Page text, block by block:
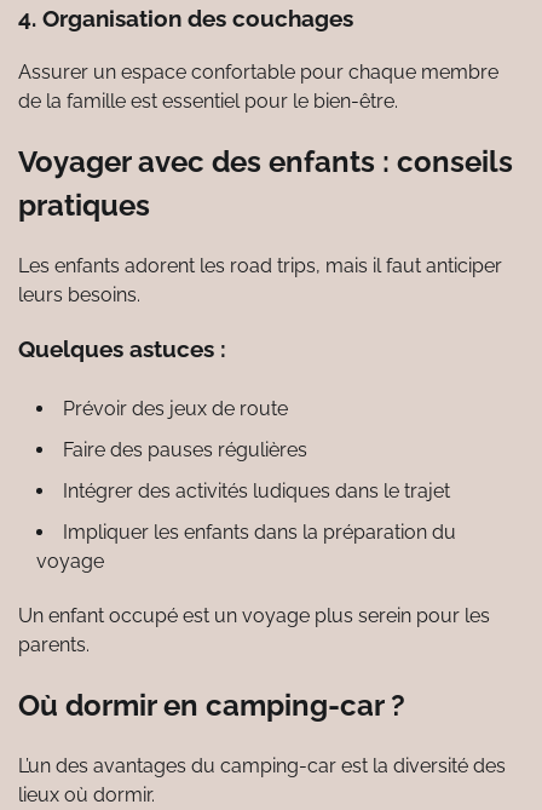
4. Organisation des couchages
Assurer un espace confortable pour chaque membre
de la famille est essentiel pour le bien-être.
Voyager avec des enfants : conseils
pratiques
Les enfants adorent les road trips, mais il faut anticiper
leurs besoins.
Quelques astuces :
Prévoir des jeux de route
Faire des pauses régulières
Intégrer des activités ludiques dans le trajet
Impliquer les enfants dans la préparation du
voyage
Un enfant occupé est un voyage plus serein pour les
parents.
Où dormir en camping-car ?
L’un des avantages du camping-car est la diversité des
lieux où dormir.